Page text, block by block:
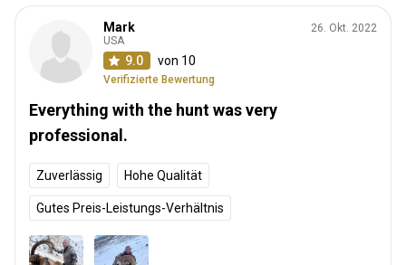
Mark
USA
9.0 von 10
Verifizierte Bewertung
26. Okt. 2022
Everything with the hunt was very
professional.
Zuverlässig Hohe Qualität
Gutes Preis-Leistungs-Verhältnis